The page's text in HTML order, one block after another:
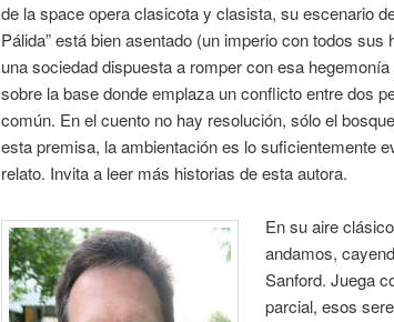
de la space opera clasicota y clasista, su escenario
Pálida” está bien asentado (un imperio con todos
una sociedad dispuesta a romper con esa
sobre la base donde emplaza un conflicto entre dos
común. En el cuento no hay resolución, sólo el
esta premisa, la ambientación es lo suficientemente
relato. Invita a leer más historias de esta autora.
En su aire
andamos,
Sanford. Juega
parcial, esos